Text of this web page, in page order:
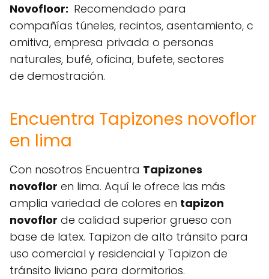
Novofloor: Recomendado para
compañías túneles, recintos, asentamiento, c
omitiva, empresa privada o personas
naturales, bufé, oficina, bufete, sectores
de demostración.
Encuentra Tapizones novoflor
en lima
Con nosotros Encuentra Tapizones
novoflor en lima. Aquí le ofrece las más
amplia variedad de colores en tapizon
novoflor de calidad superior grueso con
base de latex. Tapizon de alto tránsito para
uso comercial y residencial y Tapizon de
tránsito liviano para dormitorios.